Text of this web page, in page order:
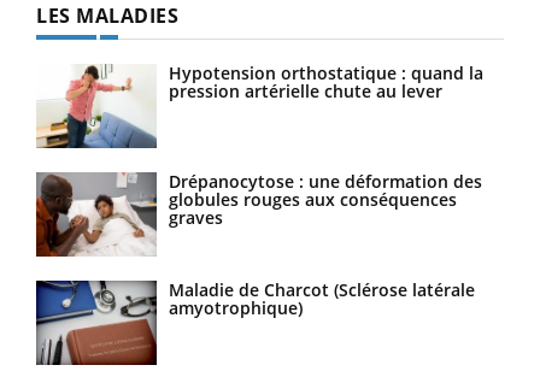
LES MALADIES
Hypotension orthostatique : quand la
pression artérielle chute au lever
Drépanocytose : une déformation des
globules rouges aux conséquences
graves
Maladie de Charcot (Sclérose latérale
amyotrophique)